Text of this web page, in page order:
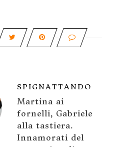
SPIGNATTANDO
Martina ai
fornelli, Gabriele
alla tastiera.
Innamorati del